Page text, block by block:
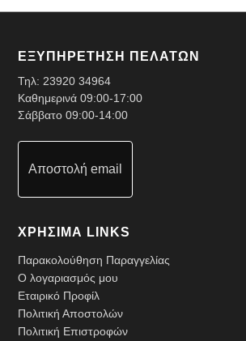
ΕΞΥΠΗΡΕΤΗΣΗ ΠΕΛΑΤΩΝ
Τηλ: 23920 34964
Καθημερινά 09:00-17:00
Σάββατο 09:00-14:00
Αποστολή email
ΧΡΗΣΙΜΑ LINKS
Παρακολούθηση Παραγγελίας
Ο λογαριασμός μου
Εταιρικό Προφίλ
Πολιτική Αποστολών
Πολιτική Επιστροφών